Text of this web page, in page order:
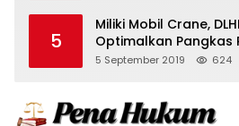
5
Miliki Mobil Crane,
Optimalkan Pangkas
5 September 2019 624